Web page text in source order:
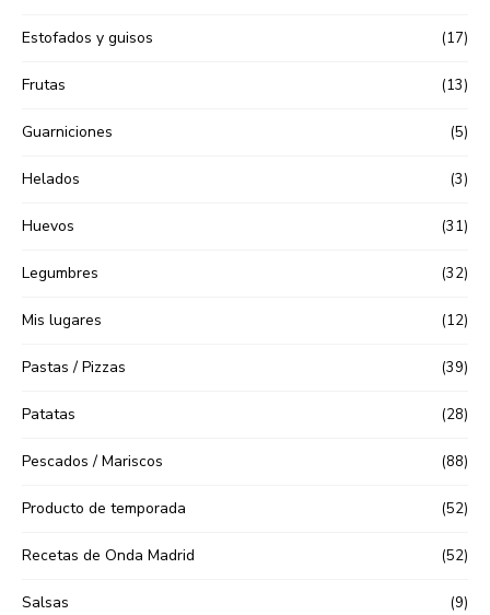
Estofados y guisos (17)
Frutas (13)
Guarniciones (5)
Helados (3)
Huevos (31)
Legumbres (32)
Mis lugares (12)
Pastas / Pizzas (39)
Patatas (28)
Pescados / Mariscos (88)
Producto de temporada (52)
Recetas de Onda Madrid (52)
Salsas (9)